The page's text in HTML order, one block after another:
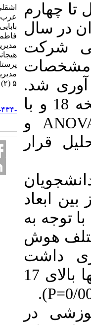
اشقلی فراهانی منصوره،
عرب عامری زهرا، حاجی
بابایی فاطمه، حسینی آغا
فاطمه، صالحی تهمینه.
مدیریت آموزشی و هوش
هیجانی دانشجویان
پرستاری. فصلنامه
مديريت پرستاري. ۱۳۹۵;
http://ijnv.ir/article-۱-۴۳۴-